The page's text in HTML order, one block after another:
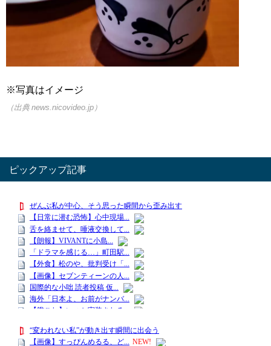
※写真はイメージ
（出典 news.nicovideo.jp）
ピックアップ記事